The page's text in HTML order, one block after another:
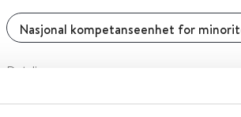
Detaljer